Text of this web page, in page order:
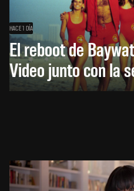
HACE 1 DÍA
El reboot de
Video junto con la